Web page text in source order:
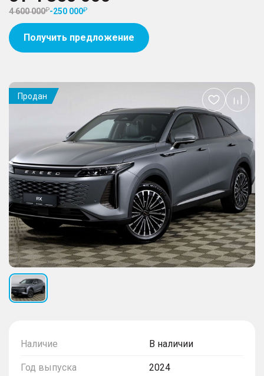
4 600 000 -250 000
Получить предложение
Наличие В наличии
Год выпуска 2024
Продан
Добавить
в
избранное